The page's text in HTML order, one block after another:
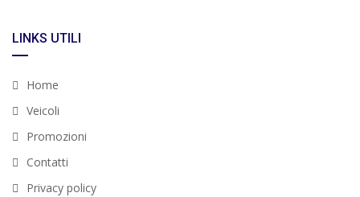
LINKS UTILI
Home
Veicoli
Promozioni
Contatti
Privacy policy